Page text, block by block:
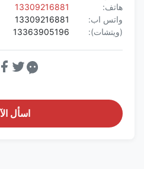
هاتف:
13309216881
واتس اب:
13309216881
(ويتشات):
13363905196
اسأل